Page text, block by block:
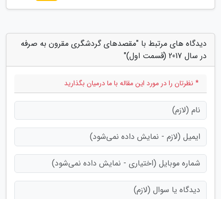
دیدگاه های مرتبط با "مقصدهای گردشگری مقرون به صرفه
در سال 2017 (قسمت اول)"
* نظرتان را در مورد این مقاله با ما درمیان بگذارید